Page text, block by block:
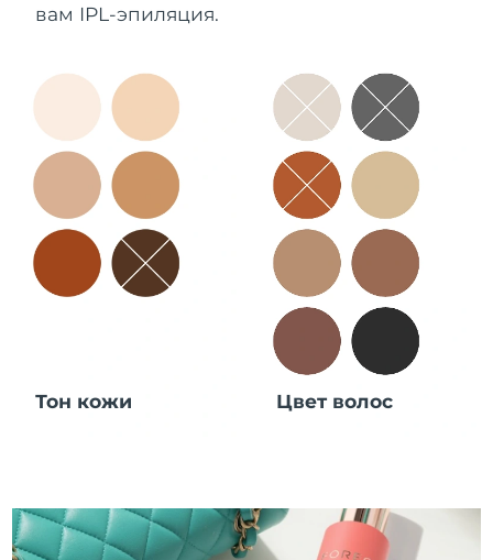
вам IPL-эпиляция.
Тон кожи Цвет волос